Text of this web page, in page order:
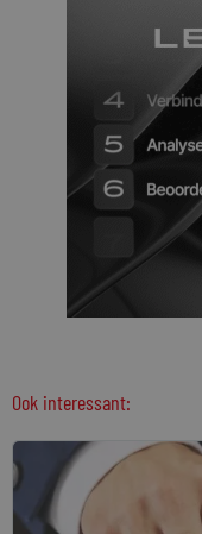
Ook interessant: